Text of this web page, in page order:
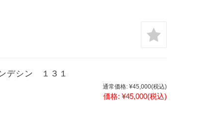
デシン １３１
通常価格: ¥45,000(税込)
価格: ¥45,000(税込)